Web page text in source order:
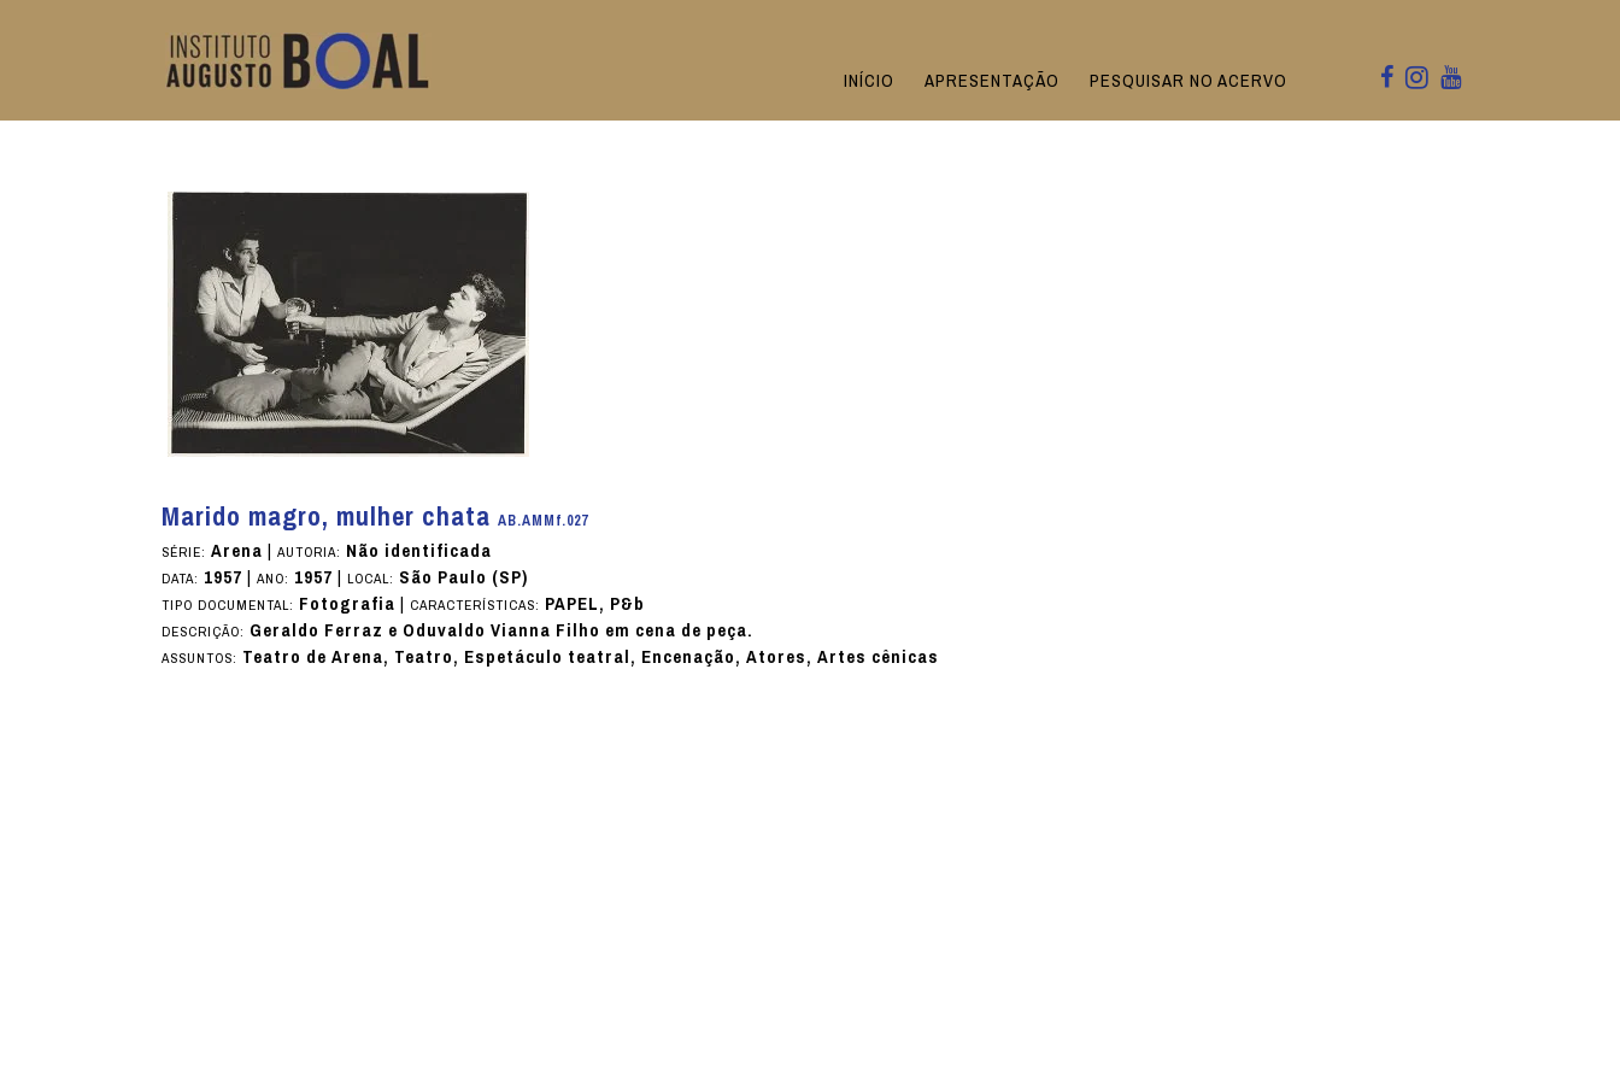
PESQUISAR NO ACERVO
APRESENTAÇÃO
INÍCIO
Marido magro, mulher chataAB.AMMf.027
SÉRIE:Arena|AUTORIA: Não identificada
DATA: 1957|ANO: 1957|LOCAL: São Paulo (SP)
TIPO DOCUMENTAL: Fotografia| CARACTERÍSTICAS: PAPEL, P&b
DESCRIÇÃO: Geraldo Ferraz e Oduvaldo Vianna Filho em cena de peça.
ASSUNTOS: Teatro de Arena, Teatro, Espetáculo teatral, Encenação, Atores, Artes cênicas